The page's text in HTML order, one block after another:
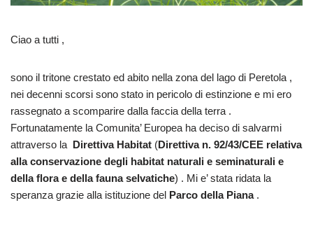
Ciao a tutti ,
sono il tritone crestato ed abito nella zona del lago di Peretola ,
nei decenni scorsi sono stato in pericolo di estinzione e mi ero
rassegnato a scomparire dalla faccia della terra .
Fortunatamente la Comunita’ Europea ha deciso di salvarmi
attraverso la Direttiva Habitat (Direttiva n. 92/43/CEE relativa
alla conservazione degli habitat naturali e seminaturali e
della flora e della fauna selvatiche) . Mi e’ stata ridata la
speranza grazie alla istituzione del Parco della Piana.